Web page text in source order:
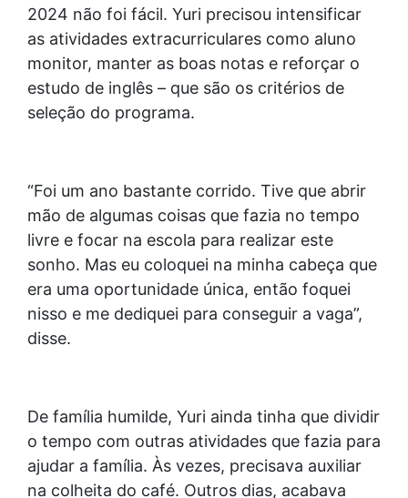
2024 não foi fácil. Yuri precisou intensificar
as atividades extracurriculares como aluno
monitor, manter as boas notas e reforçar o
estudo de inglês – que são os critérios de
seleção do programa.
“Foi um ano bastante corrido. Tive que abrir
mão de algumas coisas que fazia no tempo
livre e focar na escola para realizar este
sonho. Mas eu coloquei na minha cabeça que
era uma oportunidade única, então foquei
nisso e me dediquei para conseguir a vaga”,
disse.
De família humilde, Yuri ainda tinha que dividir
o tempo com outras atividades que fazia para
ajudar a família. Às vezes, precisava auxiliar
na colheita do café. Outros dias, acabava